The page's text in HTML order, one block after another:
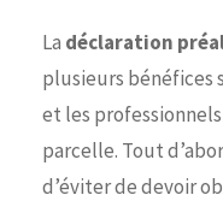
La déclaration
plusieurs bénéfices
et les
parcelle. Tout
d’éviter de devoir